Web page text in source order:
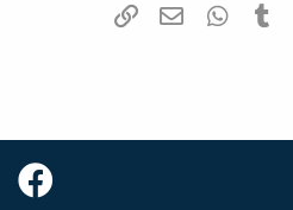
Pinterest
Tumblr
WhatsAppדואר אלקטרוני